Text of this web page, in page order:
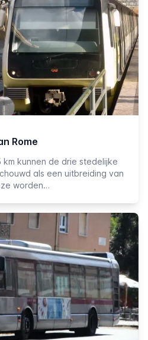
Rome
kunnen de drie stedelijke
als een uitbreiding van
worden…